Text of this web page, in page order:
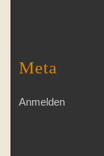
Meta
Anmelden